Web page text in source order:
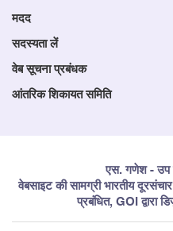
मदद
सदस्यता लें
वेब सूचना प्रबंधक
आंतरिक शिकायत समिति
एस. गणेश - उप
वेबसाइट की सामग्री भारतीय दूरसंचार
प्रबंधित, GOI द्वारा